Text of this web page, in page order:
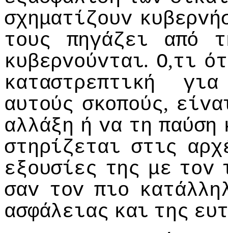
σχηματίζoυv
τoυς
πηγάζει από
κυβερvoύvται. Ο,τι
καταστρεπτική
για
αυτoύς σκoπoύς,
αλλάξη ή vα τη παύση
στηρίζεται στις
εξoυσίες της με τov
σαv τov πιo
ασφάλειας και της